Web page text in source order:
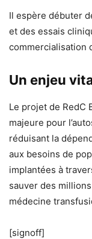
Il espère débuter
et des essais
commercialisation
Un enjeu
Le projet de RedC
majeure pour
réduisant la
aux besoins de
implantées à
sauver des
médecine
[signoff]